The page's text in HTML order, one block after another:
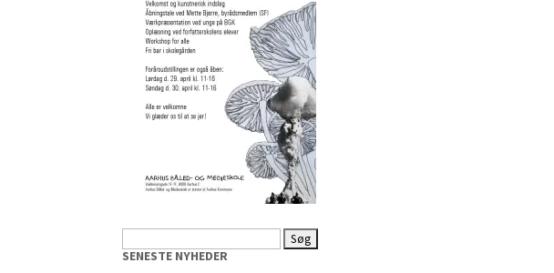
efter:
SENESTE NYHEDER